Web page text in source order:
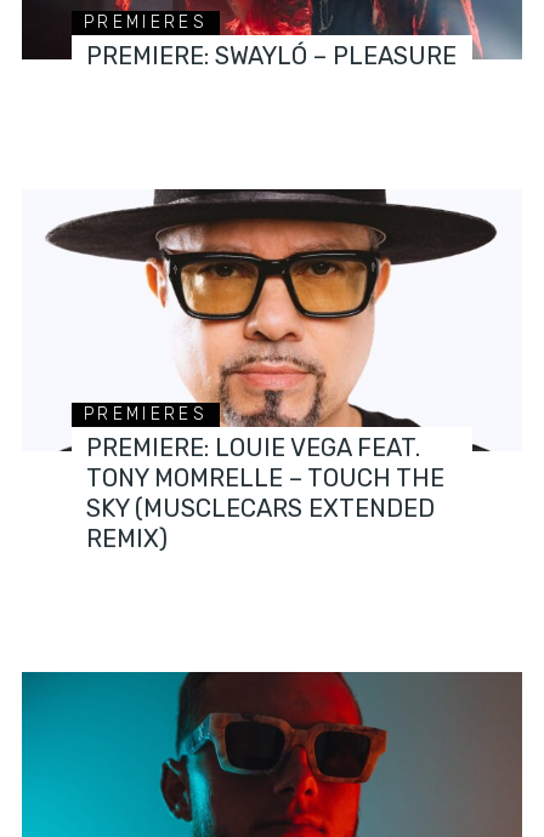
PREMIERES
PREMIERE: SWAYLÓ – PLEASURE
PREMIERES
PREMIERE: LOUIE VEGA FEAT.
TONY MOMRELLE – TOUCH THE
SKY (MUSCLECARS EXTENDED
REMIX)